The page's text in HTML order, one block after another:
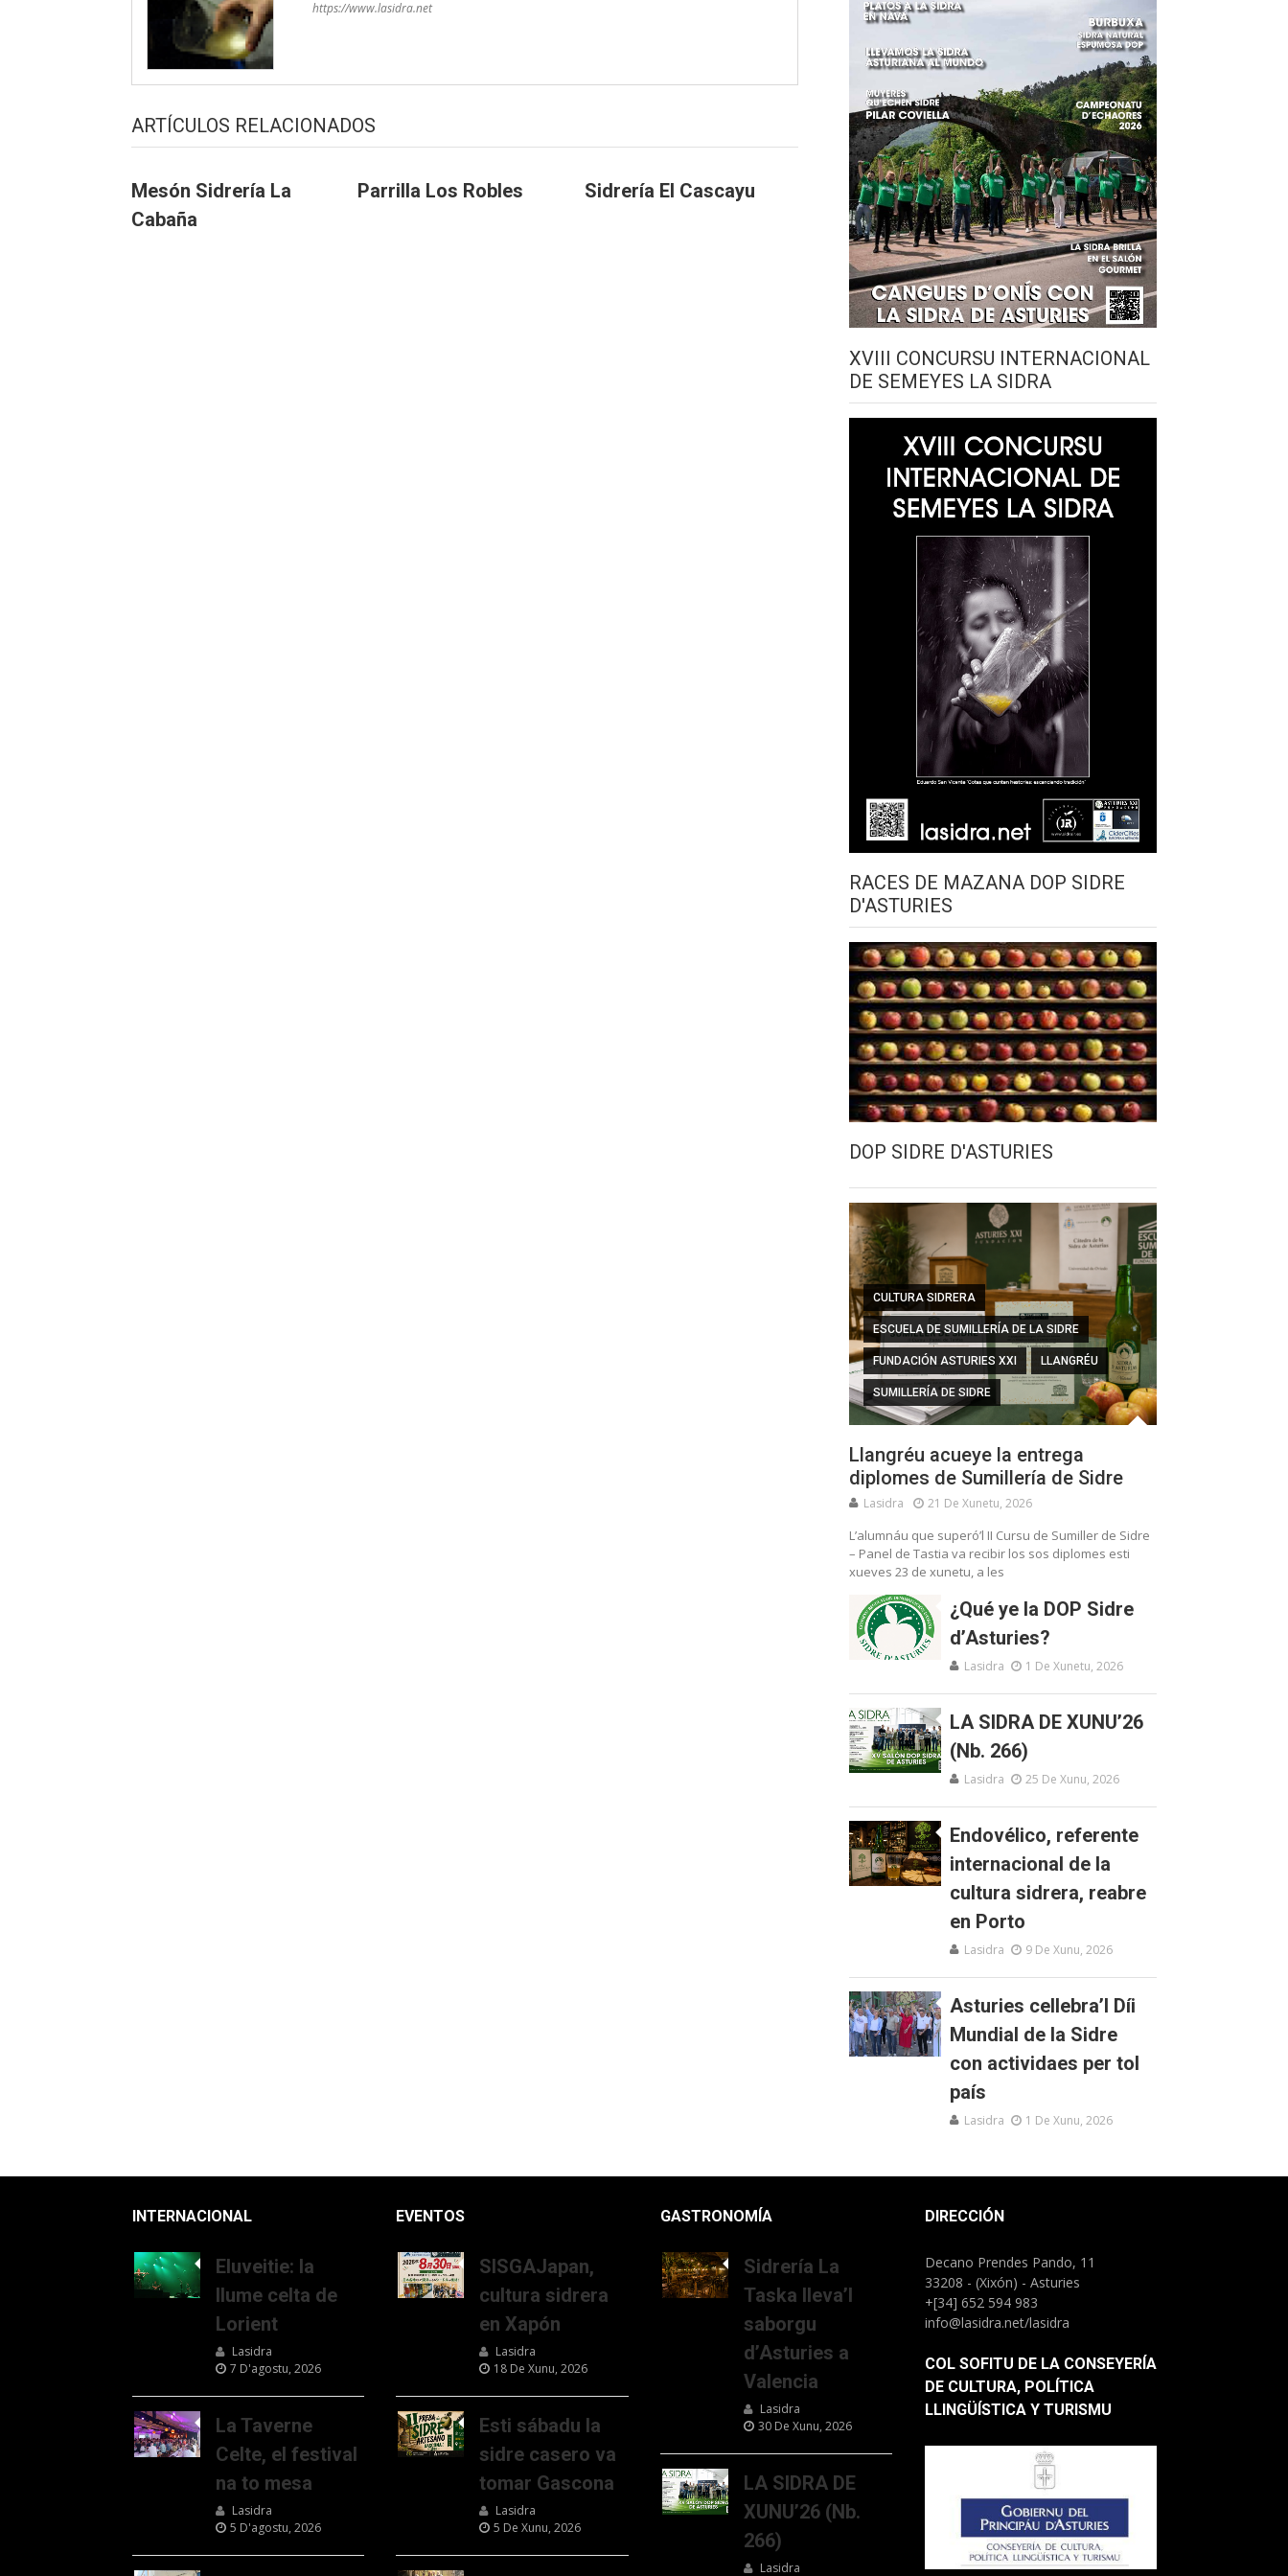
https://www.lasidra.net
ARTÍCULOS RELACIONADOS
Mesón Sidrería La
Cabaña
Parrilla Los Robles Sidrería El Cascayu
XVIII CONCURSU INTERNACIONAL
DE SEMEYES LA SIDRA
RACES DE MAZANA DOP SIDRE
D'ASTURIES
DOP SIDRE D'ASTURIES
CULTURA SIDRERA
ESCUELA DE SUMILLERÍA DE LA SIDRE
FUNDACIÓN ASTURIES XXI LLANGRÉU
SUMILLERÍA DE SIDRE
Llangréu acueye la entrega
diplomes de Sumillería de Sidre
Lasidra 21 De Xunetu, 2026
L’alumnáu que superó’l II Cursu de Sumiller de Sidre
– Panel de Tastia va recibir los sos diplomes esti
xueves 23 de xunetu, a les
¿Qué ye la DOP Sidre
d’Asturies?
Lasidra 1 De Xunetu, 2026
LA SIDRA DE XUNU’26
(Nb. 266)
Lasidra 25 De Xunu, 2026
Endovélico, referente
internacional de la
cultura sidrera, reabre
en Porto
Lasidra 9 De Xunu, 2026
Asturies cellebra’l Díi
Mundial de la Sidre
con actividaes per tol
país
Lasidra 1 De Xunu, 2026
INTERNACIONAL
Eluveitie: la
llume celta de
Lorient
Lasidra
7 D'agostu, 2026
La Taverne
Celte, el festival
na to mesa
Lasidra
5 D'agostu, 2026
EVENTOS
SISGAJapan,
cultura sidrera
en Xapón
Lasidra
18 De Xunu, 2026
Esti sábadu la
sidre casero va
tomar Gascona
Lasidra
5 De Xunu, 2026
GASTRONOMÍA
Sidrería La
Taska lleva’l
saborgu
d’Asturies a
Valencia
Lasidra
30 De Xunu, 2026
LA SIDRA DE
XUNU’26 (Nb.
266)
Lasidra
DIRECCIÓN
Decano Prendes Pando, 11
33208 - (Xixón) - Asturies
+[34] 652 594 983
info@lasidra.net/lasidra
COL SOFITU DE LA CONSEYERÍA
DE CULTURA, POLÍTICA
LLINGÜÍSTICA Y TURISMU